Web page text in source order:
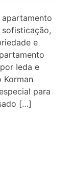
e
Ieda e
Korman
para
[…]